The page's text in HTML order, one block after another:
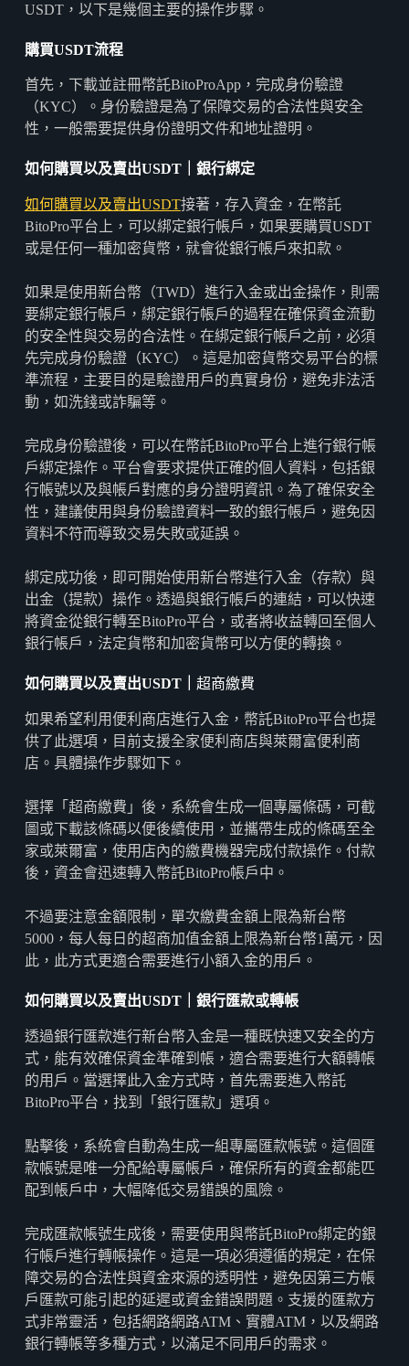
USDT，以下是幾個主要的操作步驟。
購買USDT流程
首先，下載並註冊幣託BitoProApp，完成身份驗證
（KYC）。身份驗證是為了保障交易的合法性與安全
性，一般需要提供身份證明文件和地址證明。
如何購買以及賣出USDT｜銀行綁定
如何購買以及賣出USDT接著，存入資金，在幣託
BitoPro平台上，可以綁定銀行帳戶，如果要購買USDT
或是任何一種加密貨幣，就會從銀行帳戶來扣款。
如果是使用新台幣（TWD）進行入金或出金操作，則需
要綁定銀行帳戶，綁定銀行帳戶的過程在確保資金流動
的安全性與交易的合法性。在綁定銀行帳戶之前，必須
先完成身份驗證（KYC）。這是加密貨幣交易平台的標
準流程，主要目的是驗證用戶的真實身份，避免非法活
動，如洗錢或詐騙等。
完成身份驗證後，可以在幣託BitoPro平台上進行銀行帳
戶綁定操作。平台會要求提供正確的個人資料，包括銀
行帳號以及與帳戶對應的身分證明資訊。為了確保安全
性，建議使用與身份驗證資料一致的銀行帳戶，避免因
資料不符而導致交易失敗或延誤。
綁定成功後，即可開始使用新台幣進行入金（存款）與
出金（提款）操作。透過與銀行帳戶的連結，可以快速
將資金從銀行轉至BitoPro平台，或者將收益轉回至個人
銀行帳戶，法定貨幣和加密貨幣可以方便的轉換。
如何購買以及賣出USDT｜ 超商繳費
如果希望利用便利商店進行入金，幣託BitoPro平台也提
供了此選項，目前支援全家便利商店與萊爾富便利商
店。具體操作步驟如下。
選擇「超商繳費」後，系統會生成一個專屬條碼，可截
圖或下載該條碼以便後續使用，並攜帶生成的條碼至全
家或萊爾富，使用店內的繳費機器完成付款操作。付款
後，資金會迅速轉入幣託BitoPro帳戶中。
不過要注意金額限制，單次繳費金額上限為新台幣
5000，每人每日的超商加值金額上限為新台幣1萬元，因
此，此方式更適合需要進行小額入金的用戶。
如何購買以及賣出USDT｜ 銀行匯款或轉帳
透過銀行匯款進行新台幣入金是一種既快速又安全的方
式，能有效確保資金準確到帳，適合需要進行大額轉帳
的用戶。當選擇此入金方式時，首先需要進入幣託
BitoPro平台，找到「銀行匯款」選項。
點擊後，系統會自動為生成一組專屬匯款帳號。這個匯
款帳號是唯一分配給專屬帳戶，確保所有的資金都能匹
配到帳戶中，大幅降低交易錯誤的風險。
完成匯款帳號生成後，需要使用與幣託BitoPro綁定的銀
行帳戶進行轉帳操作。這是一項必須遵循的規定，在保
障交易的合法性與資金來源的透明性，避免因第三方帳
戶匯款可能引起的延遲或資金錯誤問題。支援的匯款方
式非常靈活，包括網路網路ATM、實體ATM，以及網路
銀行轉帳等多種方式，以滿足不同用戶的需求。